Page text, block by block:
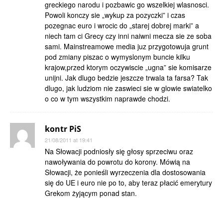
greckiego narodu i pozbawic go wszelkiej wlasnosci.
Powoli konczy sie „wykup za pozyczki” i czas
pozegnac euro i wrocic do „starej dobrej marki” a
niech tam ci Grecy czy inni naiwni mecza sie ze soba
sami. Mainstreamowe media juz przygotowuja grunt
pod zmiany piszac o wymyslonym buncie kilku
krajow,przed ktorym oczywiscie „ugna” sie komisarze
unijni. Jak dlugo bedzie jeszcze trwala ta farsa? Tak
dlugo, jak ludziom nie zaswieci sie w glowie swiatelko
o co w tym wszystkim naprawde chodzi.
kontr PiS
21/08/2011 at 19:41
Na Słowacji podniosły się głosy sprzeciwu oraz
nawoływania do powrotu do korony. Mówią na
Słowacji, że ponieśli wyrzeczenia dla dostosowania
się do UE i euro nie po to, aby teraz płacić emerytury
Grekom żyjącym ponad stan.